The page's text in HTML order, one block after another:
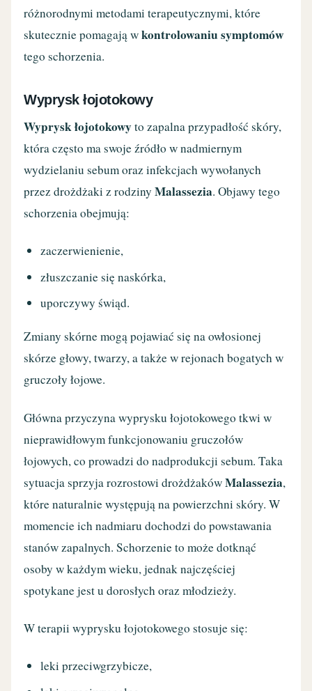
różnorodnymi metodami terapeutycznymi, które
skutecznie pomagają wkontrolowaniu symptomów
tego schorzenia.
Wyprysk łojotokowy
Wyprysk łojotokowyto zapalna przypadłość skóry,
która często ma swoje źródło w nadmiernym
wydzielaniu sebum oraz infekcjach wywołanych
przez drożdżaki z rodzinyMalassezia. Objawy tego
schorzenia obejmują:
zaczerwienienie,
złuszczanie się naskórka,
uporczywy świąd.
Zmiany skórne mogą pojawiać się na owłosionej
skórze głowy, twarzy, a także w rejonach bogatych w
gruczoły łojowe.
Główna przyczyna wyprysku łojotokowego tkwi w
nieprawidłowym funkcjonowaniu gruczołów
łojowych, co prowadzi do nadprodukcji sebum. Taka
sytuacja sprzyja rozrostowi drożdżakówMalassezia,
które naturalnie występują na powierzchni skóry. W
momencie ich nadmiaru dochodzi do powstawania
stanów zapalnych. Schorzenie to może dotknąć
osoby w każdym wieku, jednak najczęściej
spotykane jest u dorosłych oraz młodzieży.
W terapii wyprysku łojotokowego stosuje się:
leki przeciwgrzybicze,